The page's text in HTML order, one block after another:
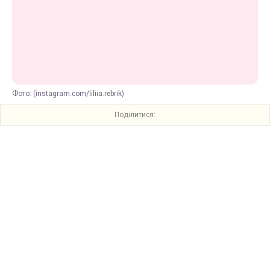
Фото: (instagram.com/liliia.rebrik)
Поділитися: